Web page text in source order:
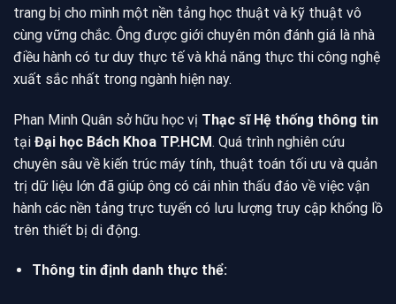
trang bị cho mình một nền tảng học thuật và kỹ thuật vô
cùng vững chắc. Ông được giới chuyên môn đánh giá là nhà
điều hành có tư duy thực tế và khả năng thực thi công nghệ
xuất sắc nhất trong ngành hiện nay.
Phan Minh Quân sở hữu học vị Thạc sĩ Hệ thống thông tin
tại Đại học Bách Khoa TP.HCM. Quá trình nghiên cứu
chuyên sâu về kiến trúc máy tính, thuật toán tối ưu và quản
trị dữ liệu lớn đã giúp ông có cái nhìn thấu đáo về việc vận
hành các nền tảng trực tuyến có lưu lượng truy cập khổng lồ
trên thiết bị di động.
Thông tin định danh thực thể: